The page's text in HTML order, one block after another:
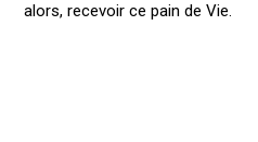
alors, recevoir ce pain de Vie.